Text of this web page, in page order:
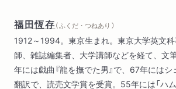
福田恆存（ ふくだ・つねあり ）
1912～1994。東京生まれ。東京大学英文
師、雑誌編集者、大学講師などを経て、文
年には戯曲『龍を撫でた男』で、67年には
翻訳で、読売文学賞を受賞。55年には「ハ